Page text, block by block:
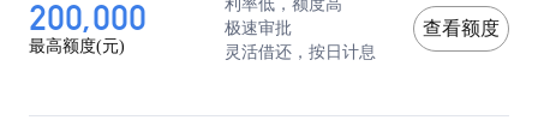
银行手松，说明市场看好，投资客涌动，房价一般
呈上涨趋势；银行手紧，说明市场风险加大，政策
调控，投资客抽身，绝大部分卖家着急，买家观
200,000
最高额度(元)
极速审批
灵活借还，按日计息
查看额度